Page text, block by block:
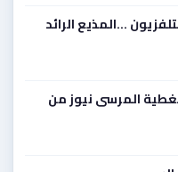
...المذيع الرائد
المرسى نيوز من